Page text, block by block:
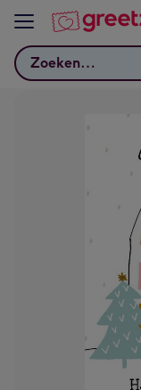
Bekijk meer
Zoeken